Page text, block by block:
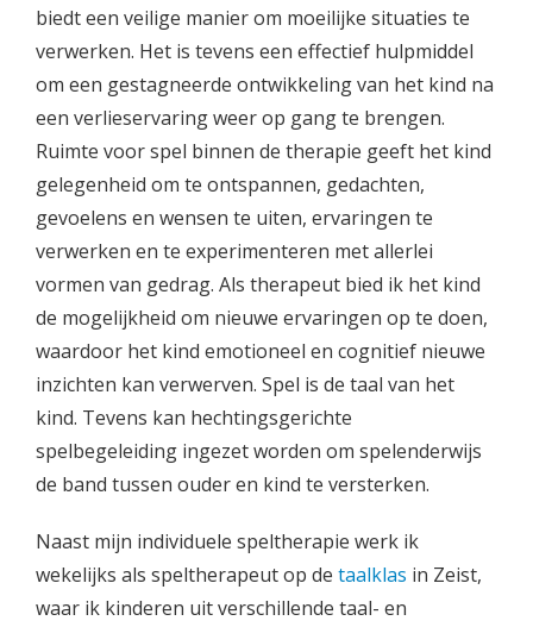
biedt een veilige manier om moeilijke situaties te
verwerken. Het is tevens een effectief hulpmiddel
om een gestagneerde ontwikkeling van het kind na
een verlieservaring weer op gang te brengen.
Ruimte voor spel binnen de therapie geeft het kind
gelegenheid om te ontspannen, gedachten,
gevoelens en wensen te uiten, ervaringen te
verwerken en te experimenteren met allerlei
vormen van gedrag. Als therapeut bied ik het kind
de mogelijkheid om nieuwe ervaringen op te doen,
waardoor het kind emotioneel en cognitief nieuwe
inzichten kan verwerven. Spel is de taal van het
kind. Tevens kan hechtingsgerichte
spelbegeleiding ingezet worden om spelenderwijs
de band tussen ouder en kind te versterken.
Naast mijn individuele speltherapie werk ik
wekelijks als speltherapeut op de taalklas in Zeist,
waar ik kinderen uit verschillende taal- en